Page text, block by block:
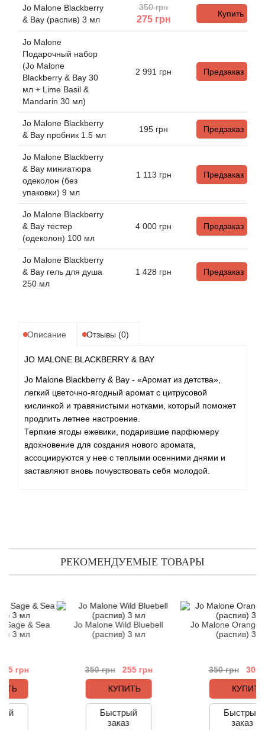
Jo Malone Blackberry
& Bay (распив) 3 мл
350 грн
275 грн
Купить
Jo Malone
Подарочный набор
(Jo Malone
Blackberry & Bay 30
мл + Lime Basil &
Mandarin 30 мл)
2 991 грн Предзаказ
Jo Malone Blackberry
& Bay пробник 1.5 мл
195 грн Предзаказ
Jo Malone Blackberry
& Bay миниатюра
одеколон (без
упаковки) 9 мл
1 113 грн Предзаказ
Jo Malone Blackberry
& Bay тестер
(одеколон) 100 мл
4 000 грн Предзаказ
Jo Malone Blackberry
& Bay гель для душа
250 мл
1 428 грн Предзаказ
Описание Отзывы (0)
JO MALONE BLACKBERRY & BAY
Jo Malone Blackberry & Bay - «Аромат из детства»,
легкий цветочно-ягодный аромат с цитрусовой
кислинкой и травянистыми нотками, который поможет
продлить летнее настроение.
Терпкие ягоды ежевики, подарившие парфюмеру
вдохновение для создания нового аромата,
ассоциируются у нее с теплыми осенними днями и
заставляют вновь почувствовать себя молодой.
РЕКОМЕНДУЕМЫЕ ТОВАРЫ
& Sea
Jo Malone Wild Bluebell
(распив) 3 мл
350 грн
255 грн
КУПИТЬ
Быстрый
заказ
Jo Malone Orange
(распив) 3 мл
350 грн
300 грн
КУПИТЬ
Быстрый
заказ
Alyson Oldoini
Alyssa Ashley
American Crew
Amouage
Amouroud
Andre L'Arom
Angel Schlesser
Anima Mundi
Anna Sui
Annayake
Antonia's Flowers
Antonio Banderas
Antonio Puig
Antonio Visconti
Ariana Grande
Armand Basi
Arrogance